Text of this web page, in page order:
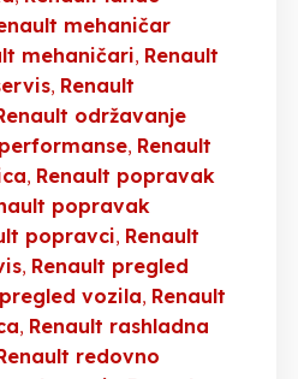
mehaničar
mehaničari Renault
Renault
održavanje
Renault
Renault popravak
popravak
popravci Renault
Renault pregled
vozila Renault
Renault rashladna
redovno